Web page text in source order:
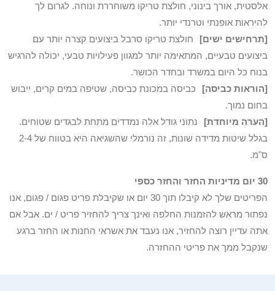
אלסטית, אורך בינוני, חולצת טריקו משוחררת ונוחה. לגרום לך
להיראות אופנתי וטרנדי יותר.
[תרחישים ישים]
חולצת טריקו סרבל ביצועים קצרה יותר עם
ביצועים טבעיים, המתאימה יותר למגוון פעילויות טבעי, יכולה להרגיש
בנוח כל היום במשרד ובחדר הכושר.
[הוראות כביסה]
כביסה במכונת כביסה, שטיפה במים קרים, ייבוש
בחום נמוך.
[הערה מיוחדת]
נתוני גודל אלה נמדדים מתחת לבגדים שטוחים.
בגלל שיטות מדידה שונות, זה נורמלי שהשגיאה היא בטווח של 2-4
ס"מ.
30 יום מדיניות החזר והחזר כספי
הפריטים שלך לא קיבלו תוך 30 יום או שקיבלת פריט פגום / פגום, אנו
נפתור מראש להזמנות החלפה ואינך צריך להחזיר פריט / ים. אבל אם
אתה עדיין רוצה להחזיר, אנו נעבד את אשראי החנות או החזר ברגע
שנקבל ממך את פריטי ההחזרה.